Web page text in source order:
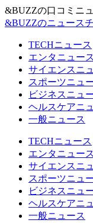
&BUZZの口コミニ
&BUZZのニュース
TECHニュース
エンタニュース
サイエンスニ
スポーツニュ
ビジネスニュ
ヘルスケアニ
一般ニュース
TECHニュース
エンタニュース
サイエンスニ
スポーツニュ
ビジネスニュ
ヘルスケアニ
一般ニュース